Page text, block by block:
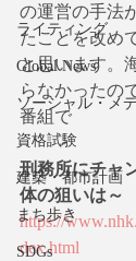
ライティング
Global News
ソーシャル・メ
資格試験
建築・都市計画
まち歩き
SDGs
の運営の手法
たことを改め
と思います。
らなかったの
番組で
刑務所にチャ
体の狙いは～
https://
dex.html